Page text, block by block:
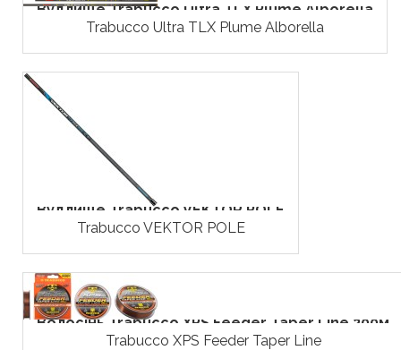
Вудлище Trabucco Ultra TLX Plume Alborella
Trabucco Ultra TLX Plume Alborella
Вудлище Trabucco VEKTOR POLE
Trabucco VEKTOR POLE
Волосінь Trabucco ХPS Feeder Taper Line 200м
Trabucco ХPS Feeder Taper Line